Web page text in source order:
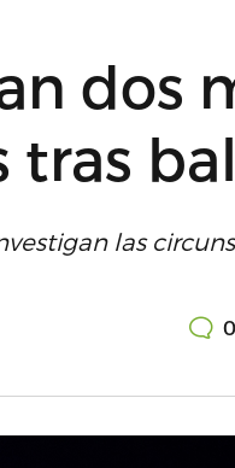
dos
tras
las
0